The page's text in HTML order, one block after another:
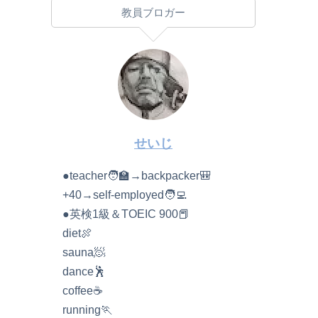
教員ブロガー
せいじ
●teacher🧑‍🏫→backpacker🎒
+40→self-employed🧑‍💻
●英検1級＆TOEIC 900📕
diet🍖
sauna🧖
dance🕺
coffee☕️
running🏃